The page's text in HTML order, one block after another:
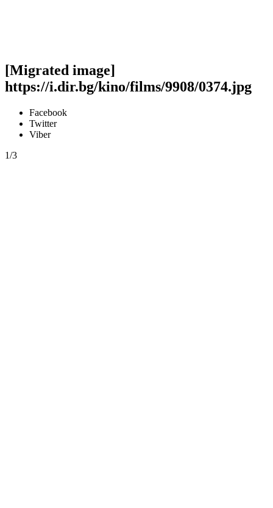
[Migrated image]
https://i.dir.bg/kino/films/9908/0374.jpg
Facebook
Twitter
Viber
1/3